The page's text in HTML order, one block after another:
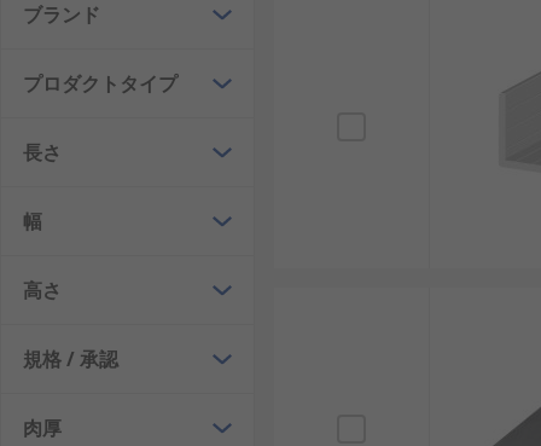
ブランド
プロダクトタイプ
長さ
幅
高さ
規格 / 承認
肉厚